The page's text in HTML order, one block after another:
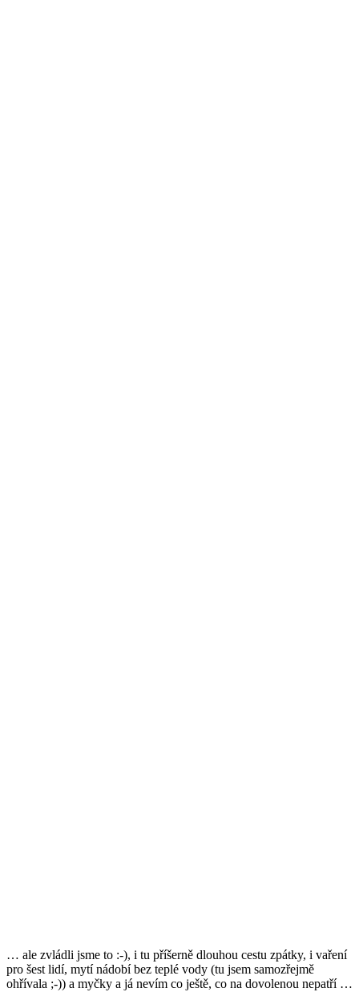
… ale zvládli jsme to :-), i tu příšerně dlouhou cestu zpátky, i vaření
pro šest lidí, mytí nádobí bez teplé vody (tu jsem samozřejmě
ohřívala ;-)) a myčky a já nevím co ještě, co na dovolenou nepatří …